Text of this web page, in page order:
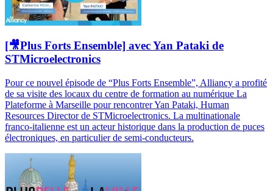
[🎥Plus Forts Ensemble] avec Yan Pataki de
STMicroelectronics
Pour ce nouvel épisode de “Plus Forts Ensemble”, Alliancy a profité
de sa visite des locaux du centre de formation au numérique La
Plateforme à Marseille pour rencontrer Yan Pataki, Human
Resources Director de STMicroelectronics. La multinationale
franco-italienne est un acteur historique dans la production de puces
électroniques, en particulier de semi-conducteurs.